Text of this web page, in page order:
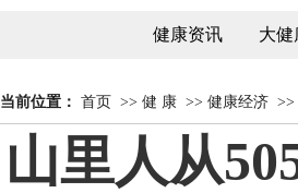
健康资讯 大健
当前位置： 首页 >> 健 康 >> 健康经济 >>
山里人从